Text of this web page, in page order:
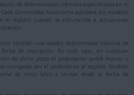
de determinados trámites especificados en el
Comunidad Autónoma aprobará los modelos
el registro cuando se circunscriba a actuaciones
tendrán una validez determinada máxima de
de inscripción. En todo caso, en cualquier
de dicho plazo el poderdante podrá revocar o
otorgadas por el poderdante al registro tendrán
de cinco años a contar desde la fecha de